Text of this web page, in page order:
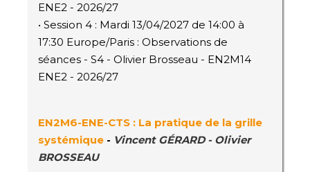
ENE2 - 2026/27
• Session 4 : Mardi 13/04/2027 de 14:00 à
17:30 Europe/Paris : Observations de
séances - S4 - Olivier Brosseau - EN2M14
ENE2 - 2026/27
EN2M6-ENE-CTS : La pratique de la grille
systémique - Vincent GÉRARD - Olivier
BROSSEAU